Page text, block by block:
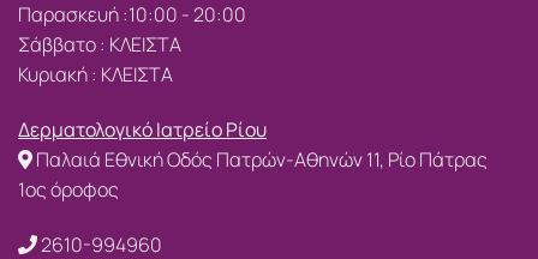
Παρασκευή :10:00 - 20:00
Σάββατο : ΚΛΕΙΣΤΑ
Κυριακή : ΚΛΕΙΣΤΑ
Δερματολογικό Ιατρείο Ρίου
Παλαιά Εθνική Οδός Πατρών-Αθηνών 11, Ρίο Πάτρας
1ος όροφος
2610-994960